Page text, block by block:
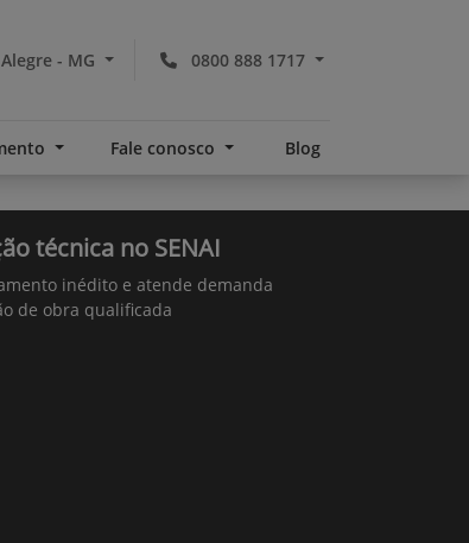
0800 888 1717
- MG
Fale conosco Blog
técnica no SENAI
inédito e atende demanda
de obra qualificada